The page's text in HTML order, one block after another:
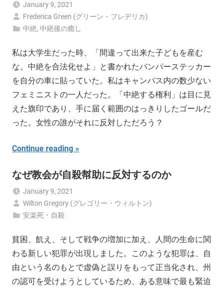
January 9, 2021
Frederica Green (グリーン・フレデリカ)
中絶,中絶後の癒し
私は大学生だった時、「間違って出来た子どもを産む
な。中絶を合法化せよ」と書かれたバンパーステッカー
を自分の車に貼っていた。私はキャンパス内の数少ない
フェミニストの一人だった。「中絶する権利」は目に見
えた旗印であり、手に届く範囲のはっきりしたゴールだ
った。女性の誰がそれに反対しただろう？
Continue reading
なぜ教会が自殺幇助に反対するのか
January 9, 2021
Wilton Gregory (グレゴリー・ウィルトン)
安楽死・自殺
貧困、飢え、そして戦争の増加に加え、人間の生命に関
わる新しい犯罪が出現しました。このような犯罪は、自
由という名のもとで虚偽と誤りをもって正当化され、州
の認可を受けようとしているため、ある意味で最も緊迫